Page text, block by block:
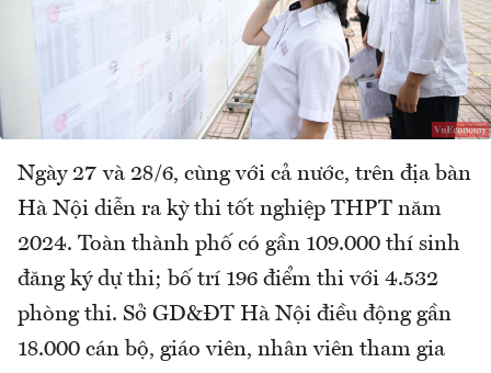
Ngày 27 và 28/6, cùng với cả nước, trên địa bàn
Hà Nội diễn ra kỳ thi tốt nghiệp THPT năm
2024. Toàn thành phố có gần 109.000 thí sinh
đăng ký dự thi; bố trí 196 điểm thi với 4.532
phòng thi. Sở GD&ĐT Hà Nội điều động gần
18.000 cán bộ, giáo viên, nhân viên tham gia